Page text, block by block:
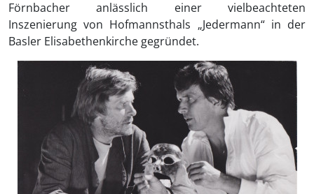
Förnbacher anlässlich einer vielbeachteten
Inszenierung von Hofmannsthals „Jedermann“ in der
Basler Elisabethenkirche gegründet.